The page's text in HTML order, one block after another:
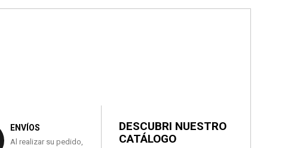
ENVÍOS
Al realizar su pedido,
DESCUBRI NUESTRO
CATÁLOGO